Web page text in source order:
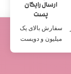
ارسال رایگان
پست
سفارش بالای یک
میلیون و دویست